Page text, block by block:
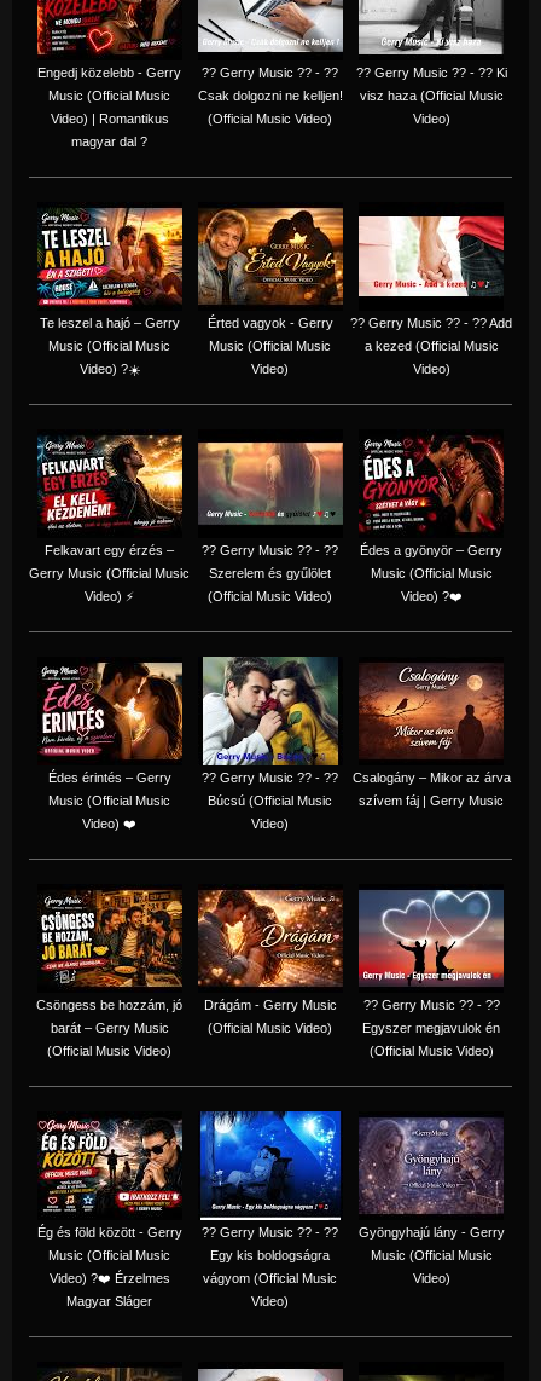
Engedj közelebb - Gerry
Music (Official Music
Video) | Romantikus
magyar dal ?
?? Gerry Music ?? - ??
Csak dolgozni ne kelljen!
(Official Music Video)
?? Gerry Music ?? - ?? Ki
visz haza (Official Music
Video)
Te leszel a hajó – Gerry
Music (Official Music
Video) ?☀️
Érted vagyok - Gerry
Music (Official Music
Video)
?? Gerry Music ?? - ?? Add
a kezed (Official Music
Video)
Felkavart egy érzés –
Gerry Music (Official Music
Video) ⚡
?? Gerry Music ?? - ??
Szerelem és gyűlölet
(Official Music Video)
Édes a gyönyör – Gerry
Music (Official Music
Video) ?❤️
Édes érintés – Gerry
Music (Official Music
Video) ❤️
?? Gerry Music ?? - ??
Búcsú (Official Music
Video)
Csalogány – Mikor az árva
szívem fáj | Gerry Music
Csöngess be hozzám, jó
barát – Gerry Music
(Official Music Video)
Drágám - Gerry Music
(Official Music Video)
?? Gerry Music ?? - ??
Egyszer megjavulok én
(Official Music Video)
Ég és föld között - Gerry
Music (Official Music
Video) ?❤️ Érzelmes
Magyar Sláger
?? Gerry Music ?? - ??
Egy kis boldogságra
vágyom (Official Music
Video)
Gyöngyhajú lány - Gerry
Music (Official Music
Video)